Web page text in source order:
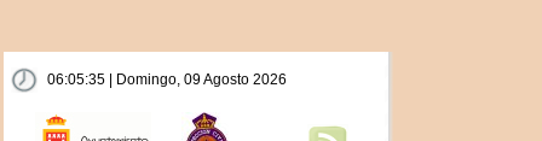
06:05:35 | Domingo, 09 Agosto 2026